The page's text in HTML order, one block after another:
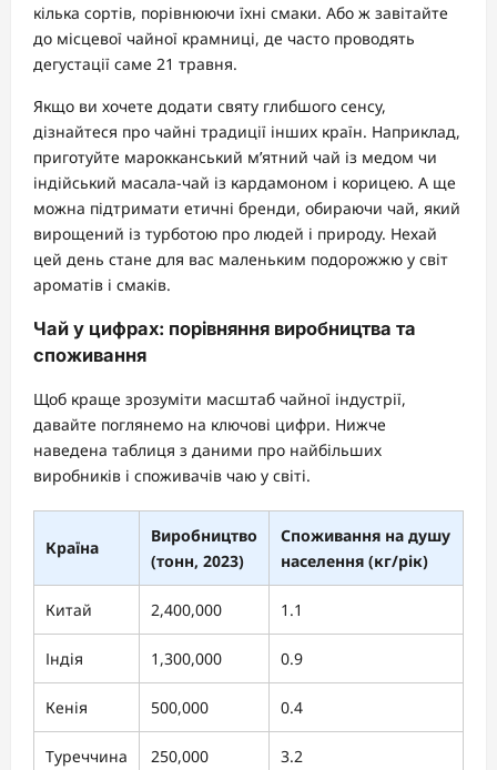
кілька сортів, порівнюючи їхні смаки. Або ж завітайте
до місцевої чайної крамниці, де часто проводять
дегустації саме 21 травня.
Якщо ви хочете додати святу глибшого сенсу,
дізнайтеся про чайні традиції інших країн. Наприклад,
приготуйте марокканський м’ятний чай із медом чи
індійський масала-чай із кардамоном і корицею. А ще
можна підтримати етичні бренди, обираючи чай, який
вирощений із турботою про людей і природу. Нехай
цей день стане для вас маленьким подорожжю у світ
ароматів і смаків.
Чай у цифрах: порівняння виробництва та
споживання
Щоб краще зрозуміти масштаб чайної індустрії,
давайте поглянемо на ключові цифри. Нижче
наведена таблиця з даними про найбільших
виробників і споживачів чаю у світі.
Країна
Виробництво
(тонн, 2023)
Споживання на душу
населення (кг/рік)
Китай 2,400,000 1.1
Індія 1,300,000 0.9
Кенія 500,000 0.4
Туреччина 250,000 3.2